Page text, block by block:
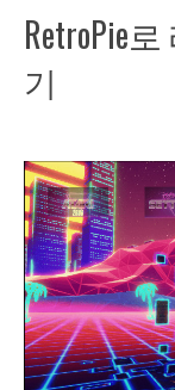
RetroPie
기